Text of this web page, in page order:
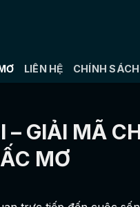
LIÊN HỆ CHÍNH
GIẢI MÃ
MƠ